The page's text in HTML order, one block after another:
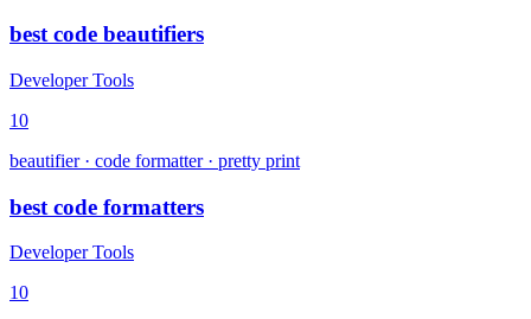
best code beautifiers
Developer Tools
10
beautifier · code formatter · pretty print
best code formatters
Developer Tools
10